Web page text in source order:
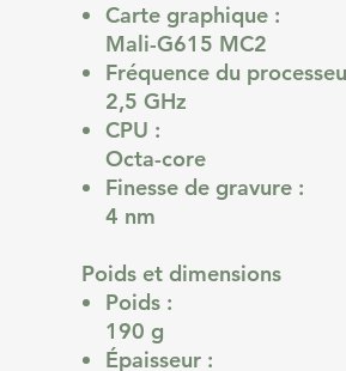
Carte graphique :
Mali-G615 MC2
Fréquence du
2,5 GHz
CPU :
Octa-core
Finesse de gravure :
4 nm
Poids et dimensions
Poids :
190 g
Épaisseur :